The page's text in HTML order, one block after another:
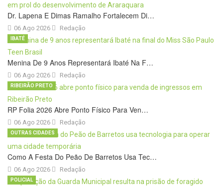
Dr. Lapena E Dimas Ramalho Fortalecem Di…
06 Ago 2026 Redação
Menina De 9 Anos Representará Ibaté Na F…
06 Ago 2026
IBATÉ
Redação
RP Folia 2026 Abre Ponto Físico Para Ven…
06 Ago 2026
RIBEIRÃO PRETO
Redação
Como A Festa Do Peão De Barretos Usa Tec…
06 Ago 2026
OUTRAS CIDADES
Redação
POLICIAL